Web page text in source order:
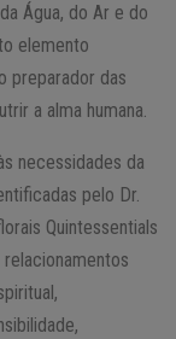
Água, do Ar e do
elemento
preparador das
a alma humana.
necessidades da
pelo Dr.
Quintessentials